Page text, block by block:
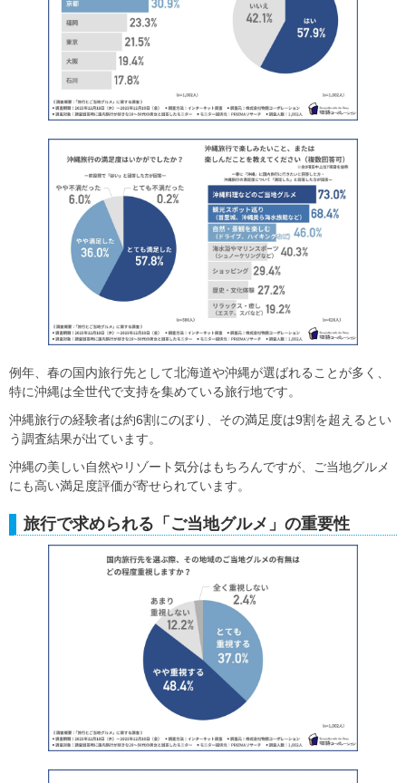
例年、春の国内旅行先として北海道や沖縄が選ばれることが多く、
特に沖縄は全世代で支持を集めている旅行地です。
沖縄旅行の経験者は約6割にのぼり、その満足度は9割を超えるとい
う調査結果が出ています。
沖縄の美しい自然やリゾート気分はもちろんですが、ご当地グルメ
にも高い満足度評価が寄せられています。
旅行で求められる「ご当地グルメ」の重要性